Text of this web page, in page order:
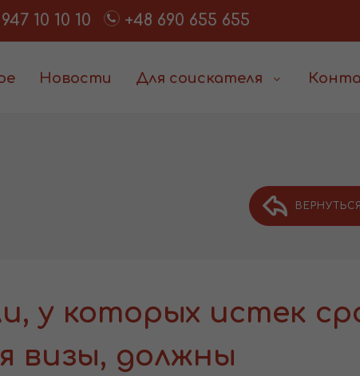
10 10 10 +48 690 655 655
Новости Для соискателя
у которых истек
визы, должны